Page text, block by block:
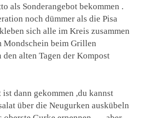
als Sonderangebot bekommen .
noch dümmer als die Pisa
sich alle im Kreis zusammen
Mondschein beim Grillen
den alten Tagen der Kompost
dann gekommen ,du kannst
über die Neugurken auskübeln